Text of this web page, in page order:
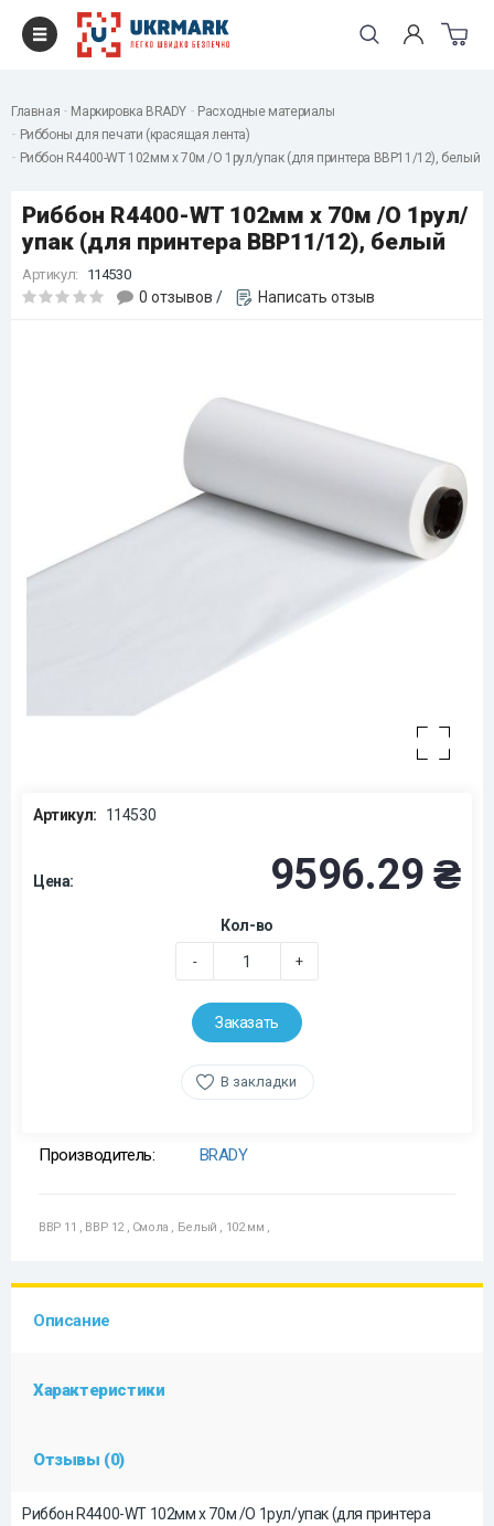
Главная Маркировка BRADY
Расходные материалы
Риббоны для печати (красящая лента)
Риббон R4400-WT 102мм x 70м /O 1рул/упак (для принтера BBP11/12), белый
Риббон R4400-WT 102мм x 70м /O 1рул/
упак (для принтера BBP11/12), белый
Артикул: 114530
0 отзывов / Написать отзыв
Артикул: 114530
Цена: 9596.29 ₴
Кол-во
- +
Заказать
В закладки
Производитель: BRADY
BBP 11 , BBP 12 , Смола , Белый , 102 мм ,
Описание
Характеристики
Отзывы (0)
Риббон R4400-WT 102мм x 70м /O 1рул/упак (для принтера